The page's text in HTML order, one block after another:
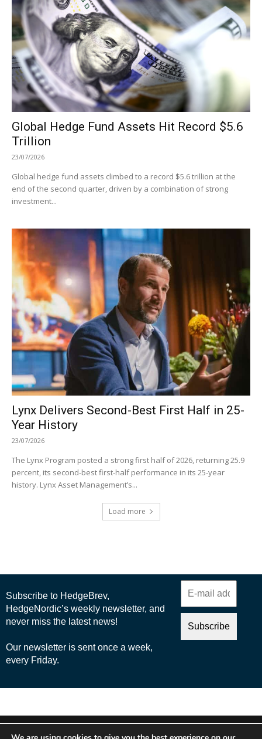
Global Hedge Fund Assets Hit Record $5.6
Trillion
23/07/2026
Global hedge fund assets climbed to a record $5.6 trillion at the
end of the second quarter, driven by a combination of strong
investment...
Lynx Delivers Second-Best First Half in 25-
Year History
23/07/2026
The Lynx Program posted a strong first half of 2026, returning 25.9
percent, its second-best first-half performance in its 25-year
history. Lynx Asset Management’s...
Load more
© 2025 Nordic Business Media AB